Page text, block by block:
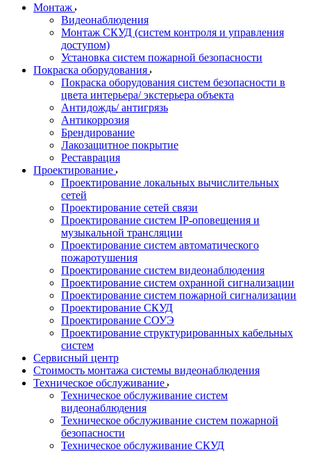
Монтаж
Видеонаблюдения
Монтаж СКУД (систем контроля и управления
доступом)
Установка систем пожарной безопасности
Покраска оборудования
Покраска оборудования систем безопасности в
цвета интерьера/ экстерьера объекта
Антидождь/ антигрязь
Антикоррозия
Брендирование
Лакозащитное покрытие
Реставрация
Проектирование
Проектирование локальных вычислительных
сетей
Проектирование сетей связи
Проектирование систем IP-оповещения и
музыкальной трансляции
Проектирование систем автоматического
пожаротушения
Проектирование систем видеонаблюдения
Проектирование систем охранной сигнализации
Проектирование систем пожарной сигнализации
Проектирование СКУД
Проектирование СОУЭ
Проектирование структурированных кабельных
систем
Сервисный центр
Стоимость монтажа системы видеонаблюдения
Техническое обслуживание
Техническое обслуживание систем
видеонаблюдения
Техническое обслуживание систем пожарной
безопасности
Техническое обслуживание СКУД